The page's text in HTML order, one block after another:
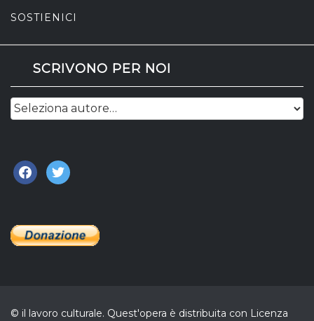
SOSTIENICI
SCRIVONO PER NOI
facebook
twitter
© il lavoro culturale. Quest'opera è distribuita con Licenza